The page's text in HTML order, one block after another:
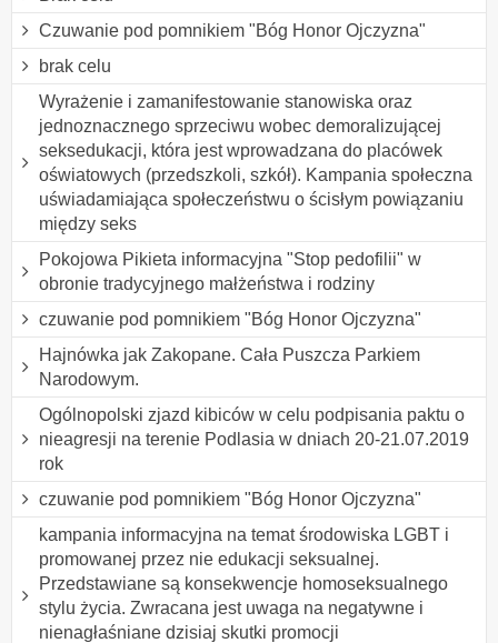
Czuwanie pod pomnikiem "Bóg Honor Ojczyzna"
brak celu
Wyrażenie i zamanifestowanie stanowiska oraz
jednoznacznego sprzeciwu wobec demoralizującej
seksedukacji, która jest wprowadzana do placówek
oświatowych (przedszkoli, szkół). Kampania społeczna
uświadamiająca społeczeństwu o ścisłym powiązaniu
między seks
Pokojowa Pikieta informacyjna "Stop pedofilii" w
obronie tradycyjnego małżeństwa i rodziny
czuwanie pod pomnikiem "Bóg Honor Ojczyzna"
Hajnówka jak Zakopane. Cała Puszcza Parkiem
Narodowym.
Ogólnopolski zjazd kibiców w celu podpisania paktu o
nieagresji na terenie Podlasia w dniach 20-21.07.2019
rok
czuwanie pod pomnikiem "Bóg Honor Ojczyzna"
kampania informacyjna na temat środowiska LGBT i
promowanej przez nie edukacji seksualnej.
Przedstawiane są konsekwencje homoseksualnego
stylu życia. Zwracana jest uwaga na negatywne i
nienagłaśniane dzisiaj skutki promocji